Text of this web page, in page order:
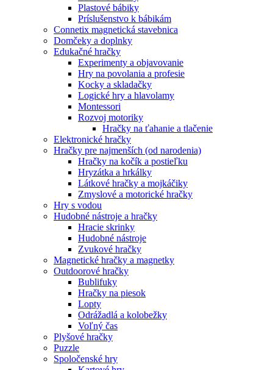
Plastové bábiky
Príslušenstvo k bábikám
Connetix magnetická stavebnica
Domčeky a doplnky
Edukačné hračky
Experimenty a objavovanie
Hry na povolania a profesie
Kocky a skladačky
Logické hry a hlavolamy
Montessori
Rozvoj motoriky
Hračky na ťahanie a tlačenie
Elektronické hračky
Hračky pre najmenších (od narodenia)
Hračky na kočík a postieľku
Hryzátka a hrkálky
Látkové hračky a mojkáčiky
Zmyslové a motorické hračky
Hry s vodou
Hudobné nástroje a hračky
Hracie skrinky
Hudobné nástroje
Zvukové hračky
Magnetické hračky a magnetky
Outdoorové hračky
Bublifuky
Hračky na piesok
Lopty
Odrážadlá a kolobežky
Voľný čas
Plyšové hračky
Puzzle
Spoločenské hry